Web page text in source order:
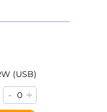
(USB)
- 0 +